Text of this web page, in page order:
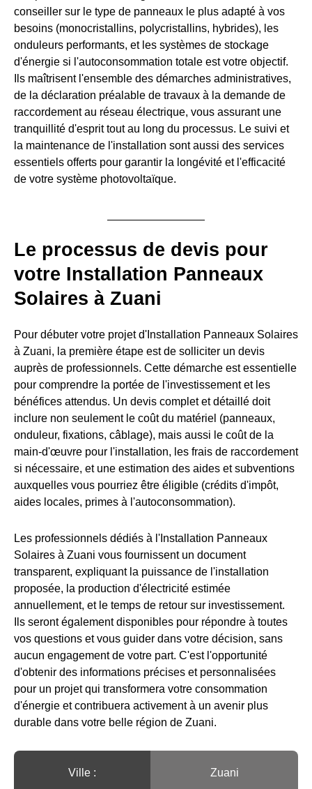
conseiller sur le type de panneaux le plus adapté à vos
besoins (monocristallins, polycristallins, hybrides), les
onduleurs performants, et les systèmes de stockage
d'énergie si l'autoconsommation totale est votre objectif.
Ils maîtrisent l'ensemble des démarches administratives,
de la déclaration préalable de travaux à la demande de
raccordement au réseau électrique, vous assurant une
tranquillité d'esprit tout au long du processus. Le suivi et
la maintenance de l'installation sont aussi des services
essentiels offerts pour garantir la longévité et l'efficacité
de votre système photovoltaïque.
Le processus de devis pour
votre Installation Panneaux
Solaires à Zuani
Pour débuter votre projet d'Installation Panneaux Solaires
à Zuani, la première étape est de solliciter un devis
auprès de professionnels. Cette démarche est essentielle
pour comprendre la portée de l'investissement et les
bénéfices attendus. Un devis complet et détaillé doit
inclure non seulement le coût du matériel (panneaux,
onduleur, fixations, câblage), mais aussi le coût de la
main-d'œuvre pour l'installation, les frais de raccordement
si nécessaire, et une estimation des aides et subventions
auxquelles vous pourriez être éligible (crédits d'impôt,
aides locales, primes à l'autoconsommation).
Les professionnels dédiés à l'Installation Panneaux
Solaires à Zuani vous fournissent un document
transparent, expliquant la puissance de l'installation
proposée, la production d'électricité estimée
annuellement, et le temps de retour sur investissement.
Ils seront également disponibles pour répondre à toutes
vos questions et vous guider dans votre décision, sans
aucun engagement de votre part. C'est l'opportunité
d'obtenir des informations précises et personnalisées
pour un projet qui transformera votre consommation
d'énergie et contribuera activement à un avenir plus
durable dans votre belle région de Zuani.
Ville :️ Zuani